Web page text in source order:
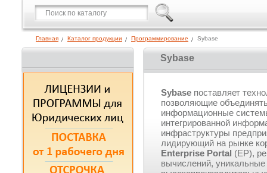
Главная Каталог продукции Программирование Sybase
Sybase
Sybase поставляет
позволяющие
информационные
интегрированной
инфраструктуры
лидирующий на рынке
Enterprise Portal (EP),
вычислений, уникальные